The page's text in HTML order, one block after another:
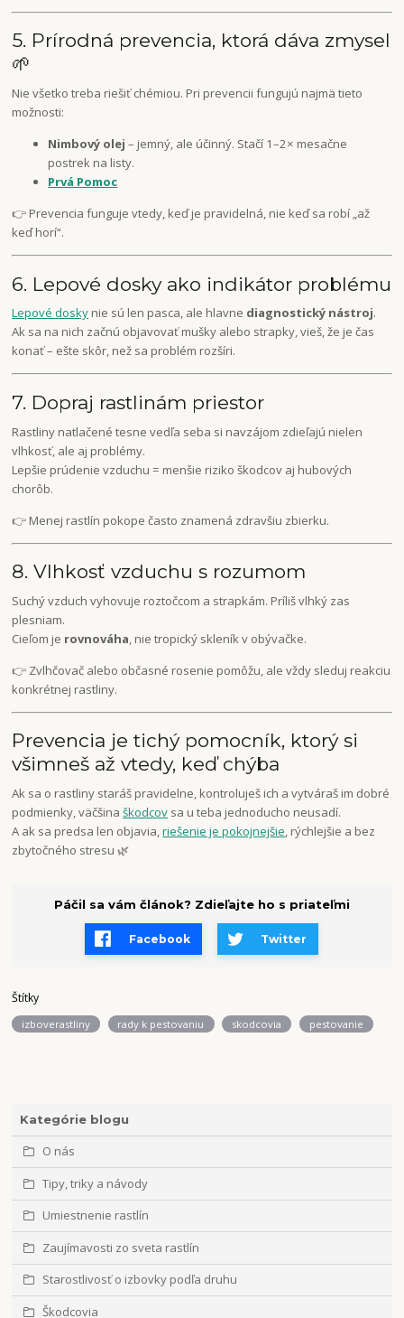
Kategórie blogu
O nás
Tipy, triky a návody
Umiestnenie rastlín
Zaujímavosti zo sveta rastlín
Starostlivosť o izbovky podľa druhu
Škodcovia
5. Prírodná prevencia, ktorá dáva zmysel
🌱
Nie všetko treba riešiť chémiou. Pri prevencii fungujú najmä tieto
možnosti:
Nimbový olej – jemný, ale účinný. Stačí 1–2× mesačne
postrek na listy.
Prvá Pomoc
👉 Prevencia funguje vtedy, keď je pravidelná, nie keď sa robí „až
keď horí“.
6. Lepové dosky ako indikátor problému
Lepové dosky nie sú len pasca, ale hlavne diagnostický nástroj.
Ak sa na nich začnú objavovať mušky alebo strapky, vieš, že je čas
konať – ešte skôr, než sa problém rozšíri.
7. Dopraj rastlinám priestor
Rastliny natlačené tesne vedľa seba si navzájom zdieľajú nielen
vlhkosť, ale aj problémy.
Lepšie prúdenie vzduchu = menšie riziko škodcov aj hubových
chorôb.
👉 Menej rastlín pokope často znamená zdravšiu zbierku.
8. Vlhkosť vzduchu s rozumom
Suchý vzduch vyhovuje roztočcom a strapkám. Príliš vlhký zas
plesniam.
Cieľom je rovnováha, nie tropický skleník v obývačke.
👉 Zvlhčovač alebo občasné rosenie pomôžu, ale vždy sleduj reakciu
konkrétnej rastliny.
Prevencia je tichý pomocník, ktorý si
všimneš až vtedy, keď chýba
Ak sa o rastliny staráš pravidelne, kontroluješ ich a vytváraš im dobré
podmienky, väčšinaškodcov sa u teba jednoducho neusadí.
A ak sa predsa len objavia,riešenie je pokojnejšie, rýchlejšie a bez
zbytočného stresu 🌿
Páčil sa vám článok? Zdieľajte ho s priateľmi
Facebook Twitter
Štítky
izboverastliny rady k pestovaniu skodcovia pestovanie